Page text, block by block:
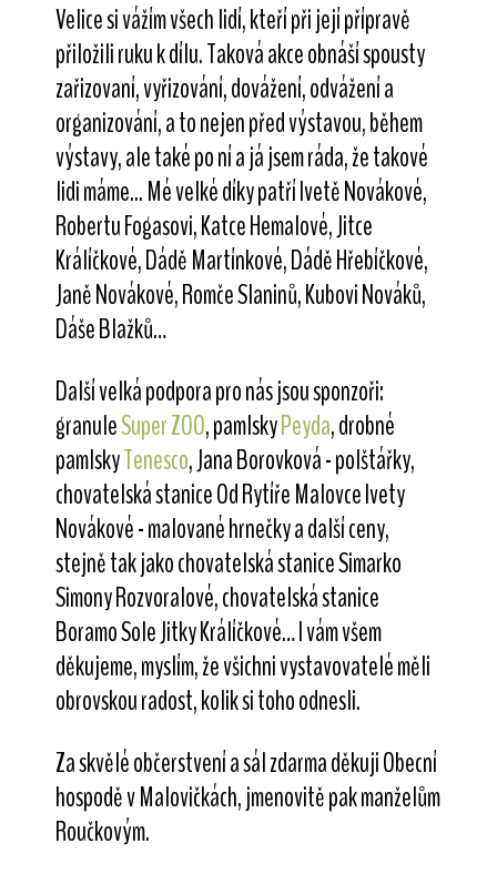
Velice si vážím všech lidí, kteří při její přípravě
přiložili ruku k dílu. Taková akce obnáší spousty
zařizovaní, vyřizování, dovážení, odvážení a
organizování, a to nejen před výstavou, během
výstavy, ale také po ní a já jsem ráda, že takové
lidi máme... Mé velké díky patří Ivetě Novákové,
Robertu Fogasovi, Katce Hemalové, Jitce
Králíčkové, Dádě Martínkové, Dádě Hřebíčkové,
Janě Novákové, Romče Slaninů, Kubovi Nováků,
Dáše Blažků…
Další velká podpora pro nás jsou sponzoři:
granuleSuper ZOO, pamlskyPeyda, drobné
pamlskyTenesco, Jana Borovková - polštářky,
chovatelská stanice Od Rytíře Malovce Ivety
Novákové - malované hrnečky a další ceny,
stejně tak jako chovatelská stanice Simarko
Simony Rozvoralové, chovatelská stanice
Boramo Sole Jitky Králíčkové… I vám všem
děkujeme, myslím, že všichni vystavovatelé měli
obrovskou radost, kolik si toho odnesli.
Za skvělé občerstvení a sál zdarma děkuji Obecní
hospodě v Malovičkách, jmenovitě pak manželům
Roučkovým.